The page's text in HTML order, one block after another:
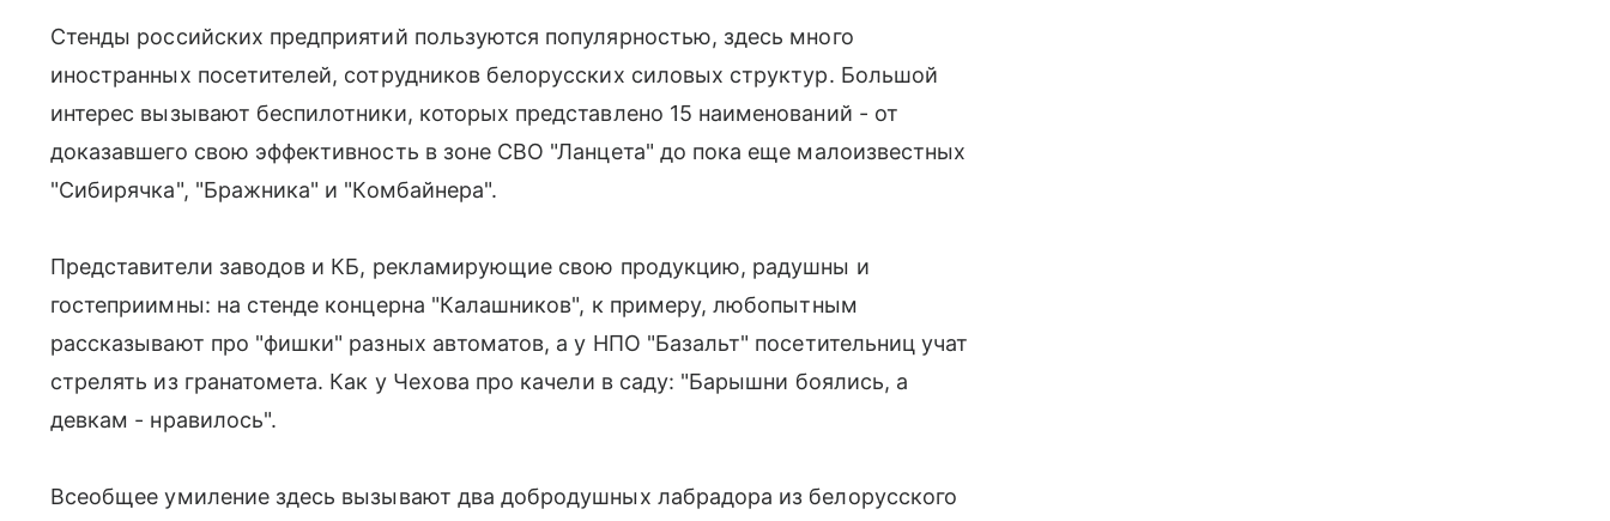
Стенды российских предприятий пользуются популярностью, здесь много
иностранных посетителей, сотрудников белорусских силовых структур. Большой
интерес вызывают беспилотники, которых представлено 15 наименований - от
доказавшего свою эффективность в зоне СВО "Ланцета" до пока еще малоизвестных
"Сибирячка", "Бражника" и "Комбайнера".
Представители заводов и КБ, рекламирующие свою продукцию, радушны и
гостеприимны: на стенде концерна "Калашников", к примеру, любопытным
рассказывают про "фишки" разных автоматов, а у НПО "Базальт" посетительниц учат
стрелять из гранатомета. Как у Чехова про качели в саду: "Барышни боялись, а
девкам - нравилось".
Всеобщее умиление здесь вызывают два добродушных лабрадора из белорусского